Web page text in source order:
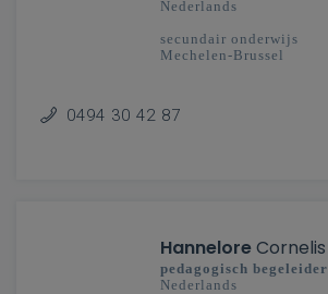
Nederlands
secundair onderwijs
Mechelen-Brussel
0494 30 42 87
HanneloreCornelis
pedagogisch begeleider
Nederlands